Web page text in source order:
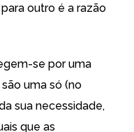
outro é a razão
se por uma
uma só (no
sua necessidade,
que as